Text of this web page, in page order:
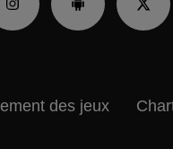
des jeux